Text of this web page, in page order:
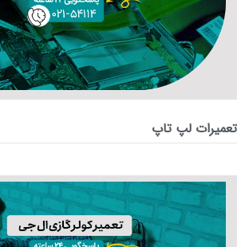
تعمیرات لپ تاپ